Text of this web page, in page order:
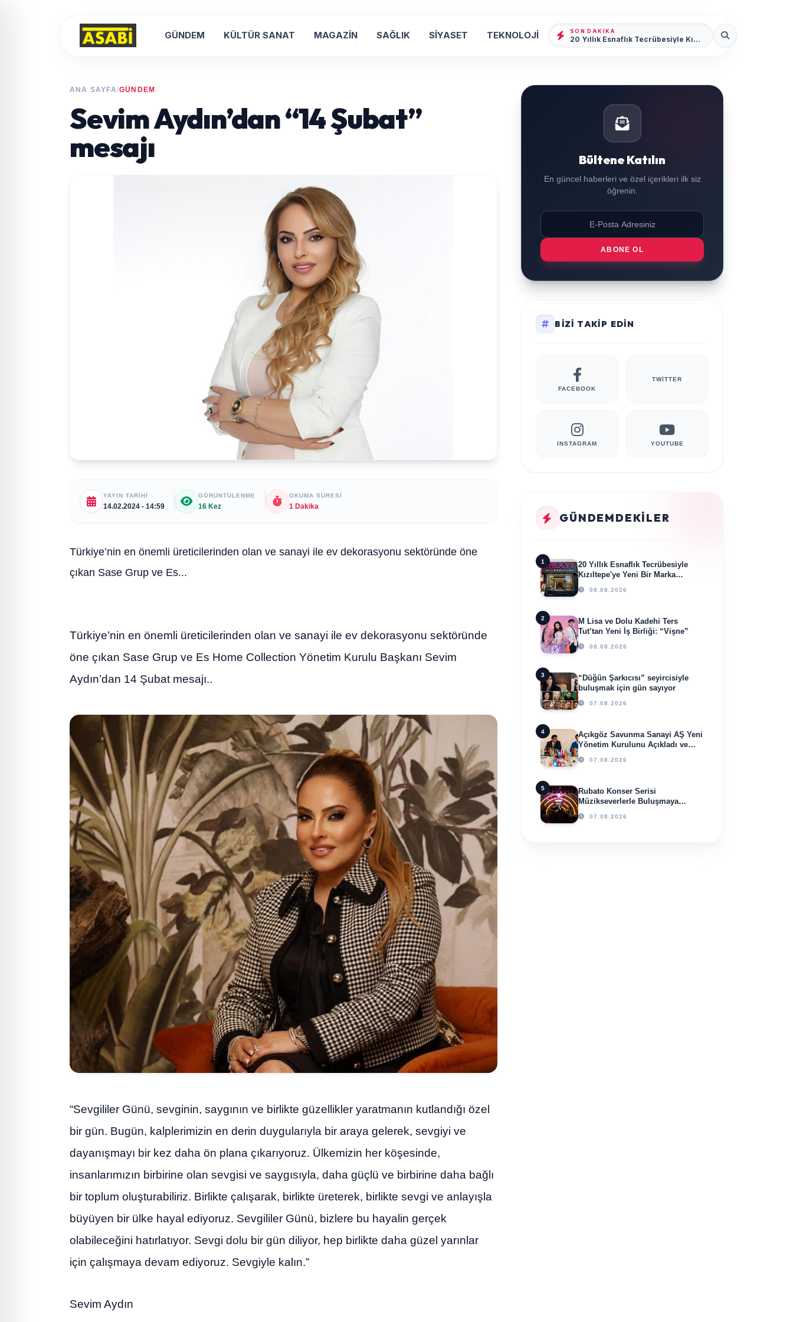
GÜNDEM KÜLTÜR SANAT MAGAZİN SAĞLIK SİYASET TEKNOLOJİ SON DAKIKA
20 Yıllık Esnaflık Tecrübesiyle Kızıltepe'ye Yeni Bir Marka Kazandırdı
ANA SAYFA/GÜNDEM
Sevim Aydın’dan “14 Şubat”
mesajı
YAYIN TARIHI
14.02.2024 - 14:59
GÖRÜNTÜLENME
16 Kez
OKUMA SÜRESI
1 Dakika
Türkiye’nin en önemli üreticilerinden olan ve sanayi ile ev dekorasyonu sektöründe öne
çıkan Sase Grup ve Es...
Türkiye’nin en önemli üreticilerinden olan ve sanayi ile ev dekorasyonu sektöründe
öne çıkan Sase Grup ve Es Home Collection Yönetim Kurulu Başkanı Sevim
Aydın’dan 14 Şubat mesajı..
“Sevgililer Günü, sevginin, saygının ve birlikte güzellikler yaratmanın kutlandığı özel
bir gün. Bugün, kalplerimizin en derin duygularıyla bir araya gelerek, sevgiyi ve
dayanışmayı bir kez daha ön plana çıkarıyoruz. Ülkemizin her köşesinde,
insanlarımızın birbirine olan sevgisi ve saygısıyla, daha güçlü ve birbirine daha bağlı
bir toplum oluşturabiliriz. Birlikte çalışarak, birlikte üreterek, birlikte sevgi ve anlayışla
büyüyen bir ülke hayal ediyoruz. Sevgililer Günü, bizlere bu hayalin gerçek
olabileceğini hatırlatıyor. Sevgi dolu bir gün diliyor, hep birlikte daha güzel yarınlar
için çalışmaya devam ediyoruz. Sevgiyle kalın.”
Sevim Aydın
Bültene Katılın
En güncel haberleri ve özel içerikleri ilk siz
öğrenin.
ABONE OL
BIZI TAKIP EDIN
FACEBOOK
TWITTER
INSTAGRAM YOUTUBE
GÜNDEMDEKILER
1
20 Yıllık Esnaflık Tecrübesiyle
Kızıltepe'ye Yeni Bir Marka
Kazandırdı
08.08.2026
2
M Lisa ve Dolu Kadehi Ters
Tut’tan Yeni İş Birliği: “Vişne”
08.08.2026
3
“Düğün Şarkıcısı” seyircisiyle
buluşmak için gün sayıyor
07.08.2026
4
Açıkgöz Savunma Sanayi AŞ Yeni
Yönetim Kurulunu Açıkladı ve
Savunma Sanayinde Küresel
Vizyon Vurgusu
07.08.2026
5
Rubato Konser Serisi
Müzikseverlerle Buluşmaya
Devam Ediyor
07.08.2026